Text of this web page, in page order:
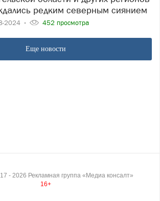
редким северным сиянием
2024 452 просмотра
Еще новости
- 2026 Рекламная группа «Медиа консалт»
16+